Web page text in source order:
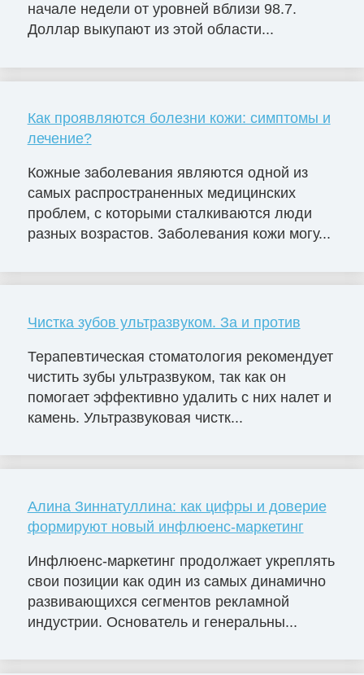
начале недели от уровней вблизи 98.7.
Доллар выкупают из этой области...
Как проявляются болезни кожи: симптомы и
лечение?
Кожные заболевания являются одной из
самых распространенных медицинских
проблем, с которыми сталкиваются люди
разных возрастов. Заболевания кожи могу...
Чистка зубов ультразвуком. За и против
Терапевтическая стоматология рекомендует
чистить зубы ультразвуком, так как он
помогает эффективно удалить с них налет и
камень. Ультразвуковая чистк...
Алина Зиннатуллина: как цифры и доверие
формируют новый инфлюенс-маркетинг
Инфлюенс-маркетинг продолжает укреплять
свои позиции как один из самых динамично
развивающихся сегментов рекламной
индустрии. Основатель и генеральны...